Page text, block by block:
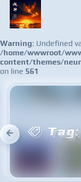
Warning: Undefined
/home/wwwroot/
content/themes/
on line 561